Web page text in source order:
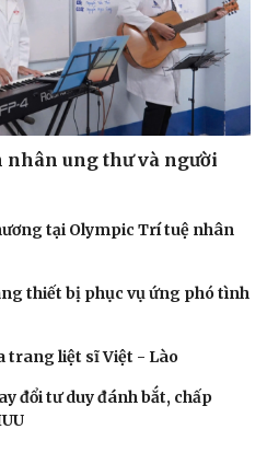
nhân ung thư và người
tại Olympic Trí tuệ nhân
thiết bị phục vụ ứng phó tình
trang liệt sĩ Việt - Lào
đổi tư duy đánh bắt, chấp